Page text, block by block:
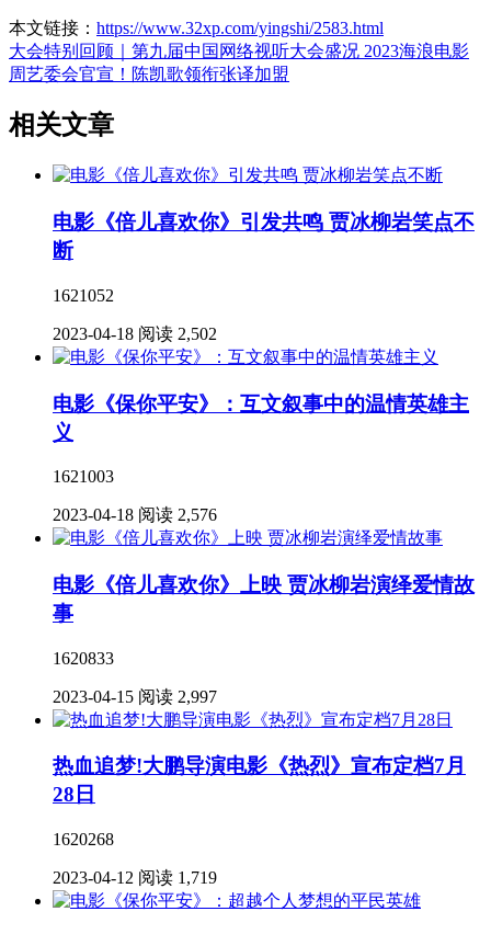
本文链接： https://www.32xp.com/yingshi/2583.html
大会特别回顾｜第九届中国网络视听大会盛况 2023海浪电影
周艺委会官宣！陈凯歌领衔张译加盟
相关文章
电影《倍儿喜欢你》引发共鸣 贾冰柳岩笑点不
断
1621052
2023-04-18 阅读 2,502
电影《保你平安》：互文叙事中的温情英雄主
义
1621003
2023-04-18 阅读 2,576
电影《倍儿喜欢你》上映 贾冰柳岩演绎爱情故
事
1620833
2023-04-15 阅读 2,997
热血追梦!大鹏导演电影《热烈》宣布定档7月
28日
1620268
2023-04-12 阅读 1,719